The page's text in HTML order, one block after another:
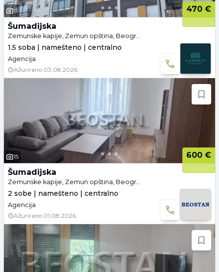
11
470 €
Šumadijska
Zemunske kapije, Zemun opština, Beograd
1.5 soba | namešteno | centralno
Agencija
Ažurirano 03.08.2026.
15
600 €
Šumadijska
Zemunske kapije, Zemun opština, Beograd
2 sobe | namešteno | centralno
Agencija
Ažurirano 01.08.2026.